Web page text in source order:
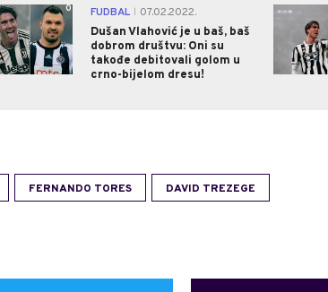
0 FUDBAL
07.02.2022.
Dušan Vlahović je u baš, baš
dobrom društvu: Oni su
takođe debitovali golom u
crno-bijelom dresu!
FERNANDO TORES DAVID TREZEGE